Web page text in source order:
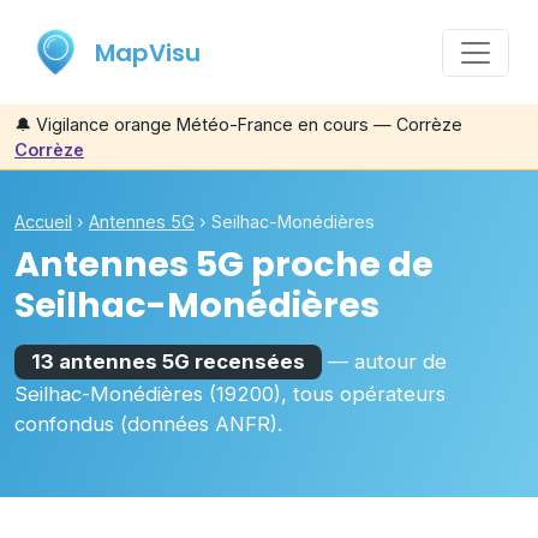
MapVisu
🔔 Vigilance orange Météo-France en cours — Corrèze
Corrèze
Accueil › Antennes 5G › Seilhac-Monédières
Antennes 5G proche de
Seilhac-Monédières
13 antennes 5G recensées
— autour de
Seilhac-Monédières (19200), tous opérateurs
confondus (données ANFR).